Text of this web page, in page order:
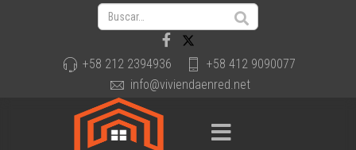
+58 212 2394936
+58 412 9090077
info@viviendaenred.net